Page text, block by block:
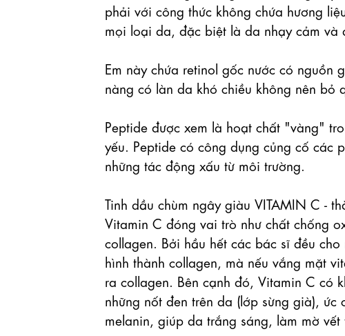
phải với công thức không chứa hương
mọi loại da, đặc biệt là da nhạy cảm và
Em này chứa retinol gốc nước có nguồn
nàng có làn da khó chiều không nên bỏ
Peptide được xem là hoạt chất "vàng"
yếu. Peptide có công dụng củng cố các
những tác động xấu từ môi trường.
Tinh dầu chùm ngây giàu VITAMIN C -
Vitamin C đóng vai trò như chất chống
collagen. Bởi hầu hết các bác sĩ đều
hình thành collagen, mà nếu vắng mặt
ra collagen. Bên cạnh đó, Vitamin C có
những nốt đen trên da (lớp sừng già),
melanin, giúp da trắng sáng, làm mờ